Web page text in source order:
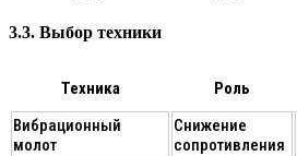
3.3. Выбор техники
Техника Роль
Вибрационный
молот
Снижение
сопротивления